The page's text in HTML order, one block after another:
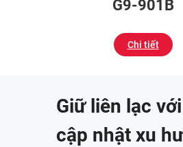
G9-901B
Chi tiết
Giữ liên lạc
cập nhật xu